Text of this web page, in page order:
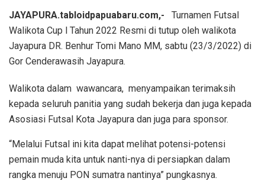
JAYAPURA.tabloidpapuabaru.com,-
Turnamen Futsal
Walikota Cup l Tahun 2022 Resmi di tutup oleh walikota
Jayapura DR. Benhur Tomi Mano MM, sabtu (23/3/2022) di
Gor Cenderawasih Jayapura.
Walikota dalam wawancara, menyampaikan terimaksih
kepada seluruh panitia yang sudah bekerja dan juga kepada
Asosiasi Futsal Kota Jayapura dan juga para sponsor.
“Melalui Futsal ini kita dapat melihat potensi-potensi
pemain muda kita untuk nanti-nya di persiapkan dalam
rangka menuju PON sumatra nantinya” pungkasnya.